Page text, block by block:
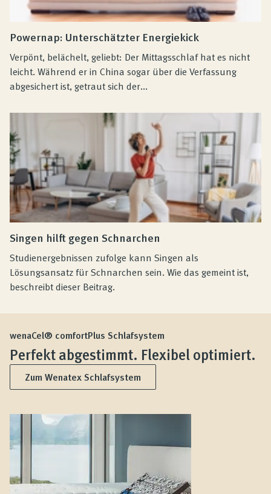
Powernap: Unterschätzter Energiekick
Verpönt, belächelt, geliebt: Der Mittagsschlaf hat es nicht
leicht. Während er in China sogar über die Verfassung
abgesichert ist, getraut sich der...
Singen hilft gegen Schnarchen
Studienergebnissen zufolge kann Singen als
Lösungsansatz für Schnarchen sein. Wie das gemeint ist,
beschreibt dieser Beitrag.
wenaCel® comfortPlus Schlafsystem
Perfekt abgestimmt. Flexibel optimiert.
Zum Wenatex Schlafsystem